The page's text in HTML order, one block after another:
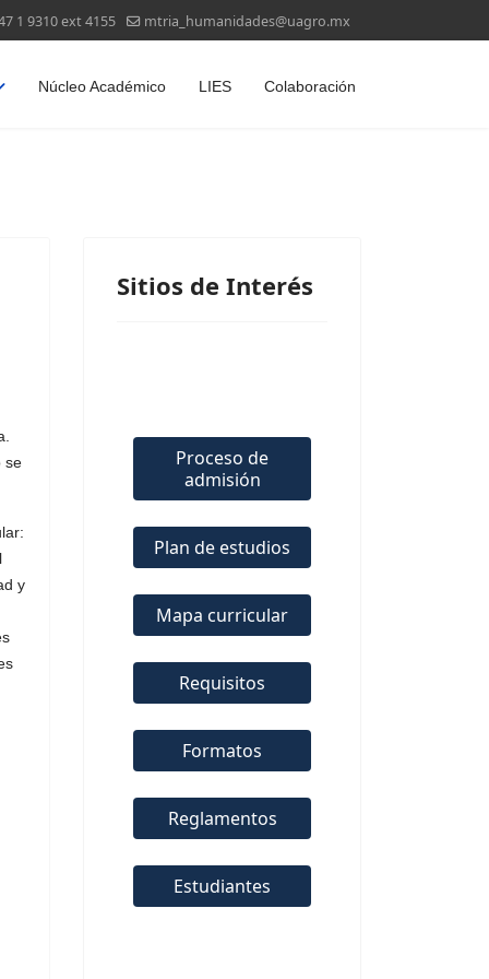
1 9310 ext 4155 mtria_humanidades@uagro.mx
Núcleo Académico LIES Colaboración
se
y
Sitios de Interés
Proceso de
admisión
Plan de estudios
Mapa curricular
Requisitos
Formatos
Reglamentos
Estudiantes